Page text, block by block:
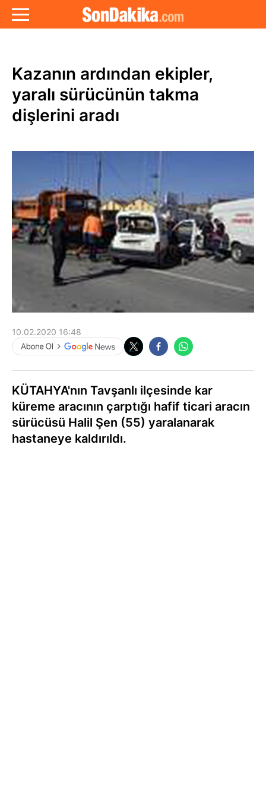
Kazanın ardından ekipler,
yaralı sürücünün takma
dişlerini aradı
10.02.2020 16:48
KÜTAHYA'nın Tavşanlı ilçesinde kar
küreme aracının çarptığı hafif ticari aracın
sürücüsü Halil Şen (55) yaralanarak
hastaneye kaldırıldı.